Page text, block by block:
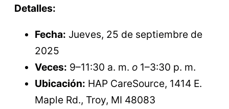
Detalles:
Fecha: Jueves, 25 de septiembre de
2025
Veces: 9–11:30 a. m. o 1–3:30 p. m.
Ubicación: HAP CareSource, 1414 E.
Maple Rd., Troy, MI 48083